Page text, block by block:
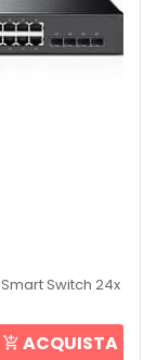
Smart Switch 24x
ACQUISTA